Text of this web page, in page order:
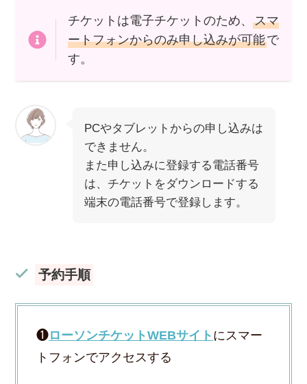
チケットは電子チケットのため、 スマ
ートフォンからのみ申し込みが可能で
す。
PCやタブレットからの申し込みは
できません。
また申し込みに登録する電話番号
は、チケットをダウンロードする
端末の電話番号で登録します。
予約手順
❶ローソンチケットWEBサイト にスマー
トフォンでアクセスする